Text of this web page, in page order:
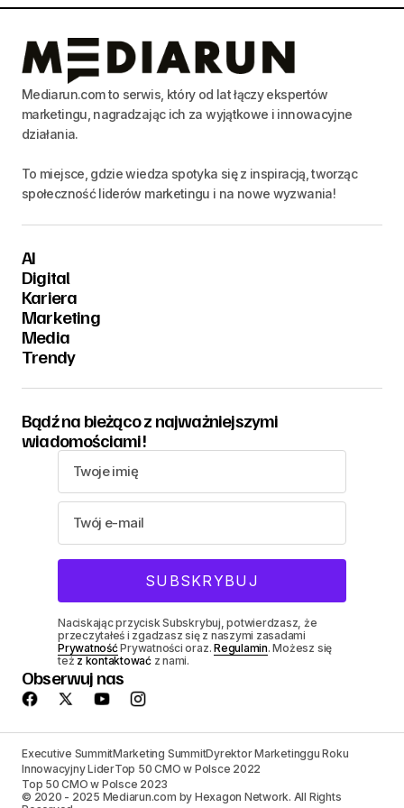
Mediarun.com to serwis, który od lat łączy ekspertów
marketingu, nagradzając ich za wyjątkowe i innowacyjne
działania.
To miejsce, gdzie wiedza spotyka się z inspiracją, tworząc
społeczność liderów marketingu i na nowe wyzwania!
AI
Digital
Kariera
Marketing
Media
Trendy
Bądź na bieżąco z najważniejszymi
wiadomościami!
Naciskając przycisk Subskrybuj, potwierdzasz, że
przeczytałeś i zgadzasz się z naszymi zasadami
PrywatnośćPrywatności oraz.Regulamin. Możesz się
też z kontaktowaćz nami.
Obserwuj nas
Executive SummitMarketing SummitDyrektor Marketinggu Roku
Innowacyjny LiderTop 50 CMO w Polsce 2022
Top 50 CMO w Polsce 2023
© 2020 - 2025 Mediarun.com by Hexagon Network. All Rights